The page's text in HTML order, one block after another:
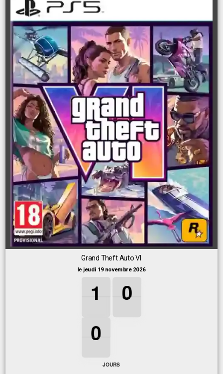
Grand Theft Auto VI
le jeudi 19 novembre 2026
1
1
1
1 0
0
0
0
0
0
0
0
JOURS